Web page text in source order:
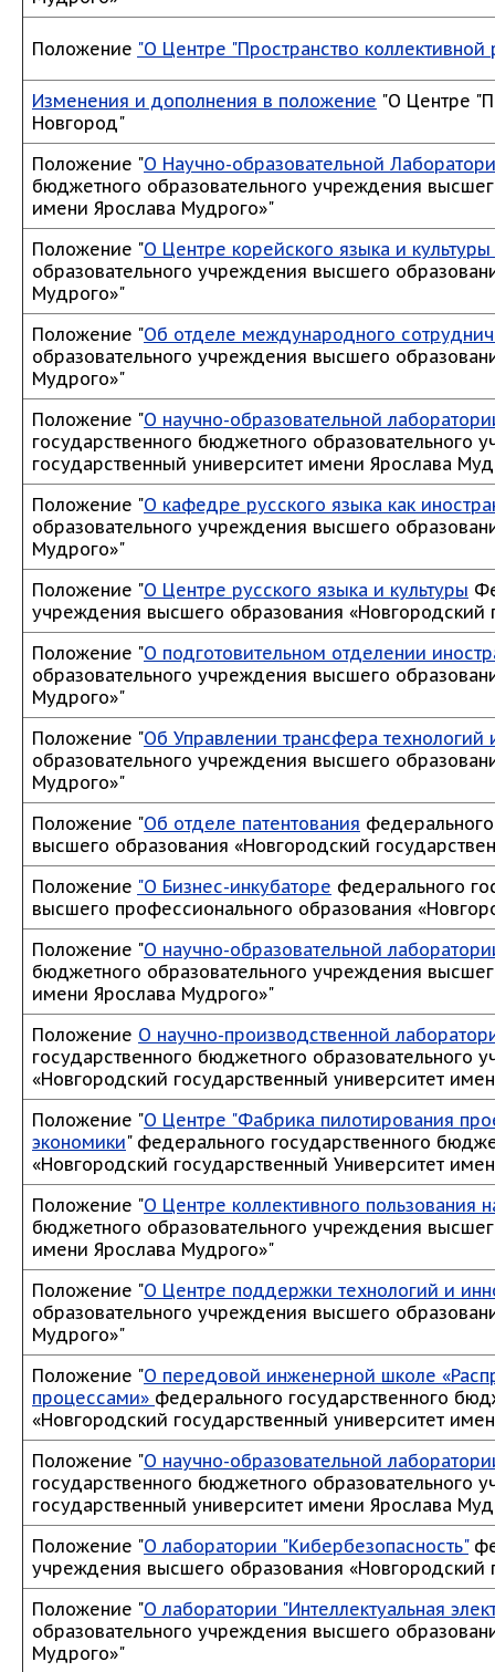
Положение "О Центре "Пространство
Изменения и дополнения в положение "О Центре
Новгород"
Положение "О Научно-образовательной
бюджетного образовательного учреждения
имени Ярослава Мудрого»"
Положение "О Центре корейского языка и
образовательного учреждения высшего
Мудрого»"
Положение "Об отделе международного
образовательного учреждения высшего
Мудрого»"
Положение "О научно-образовательной
государственного бюджетного
государственный университет имени Ярослава
Положение "О кафедре русского языка как
образовательного учреждения высшего
Мудрого»"
Положение "О Центре русского языка и культуры
учреждения высшего образования
Положение "О подготовительном отделении
образовательного учреждения высшего
Мудрого»"
Положение "Об Управлении трансфера
образовательного учреждения высшего
Мудрого»"
Положение "Об отделе патентования
высшего образования «Новгородский
Положение "О Бизнес-инкубаторе федерального
высшего профессионального образования
Положение "О научно-образовательной
бюджетного образовательного учреждения
имени Ярослава Мудрого»"
Положение О научно-производственной
государственного бюджетного
«Новгородский государственный университет
Положение "О Центре "Фабрика пилотирования
экономики" федерального государственного
«Новгородский государственный Университет
Положение "О Центре коллективного пользования
бюджетного образовательного учреждения
имени Ярослава Мудрого»"
Положение "О Центре поддержки технологий и
образовательного учреждения высшего
Мудрого»"
Положение "О передовой инженерной школе
процессами» федерального государственного
«Новгородский государственный университет
Положение "О научно-образовательной
государственного бюджетного
государственный университет имени Ярослава
Положение "О лаборатории "Кибербезопасность"
учреждения высшего образования «Новгородский
Положение "О лаборатории "Интеллектуальная
образовательного учреждения высшего
Мудрого»"